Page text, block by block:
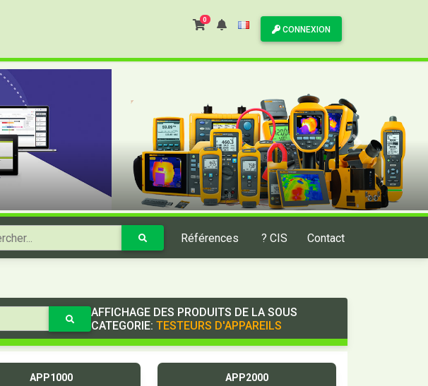
0
CONNEXION
Références ? CIS Contact
AFFICHAGE DES PRODUITS DE LA SOUS
CATEGORIE: TESTEURS D'APPAREILS
APP1000 APP2000